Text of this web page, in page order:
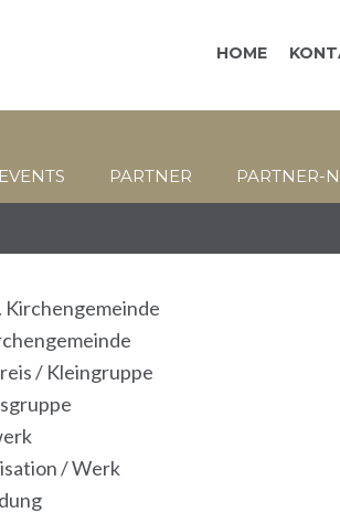
HOME
EVENTS PARTNER PARTNER-
/ Kleingruppe
/ Werk